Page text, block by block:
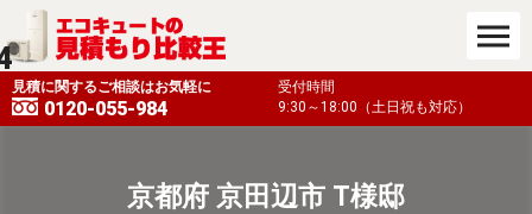
応）
見積に関するご相談はお気軽に
0120-055-984
受付時間
9:30～18:00（土日祝も対応）
京都府 京田辺市 T様邸